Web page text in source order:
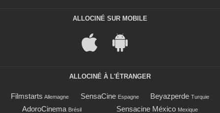
ALLOCINÉ SUR MOBILE
ALLOCINÉ À L'ÉTRANGER
Filmstarts Allemagne SensaCine Espagne Beyazperde Turquie
AdoroCinema Brésil Sensacine México Mexique